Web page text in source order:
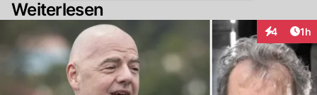
Weiterlesen
4 1h